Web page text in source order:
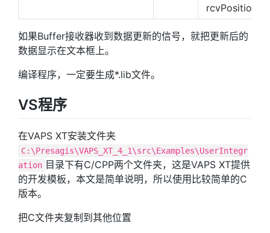
如果Buffer接收器收到数据更新的信号，就把更新后的
数据显示在文本框上。
编译程序，一定要生成*.lib文件。
VS程序
在VAPS XT安装文件夹
C:\Presagis\VAPS_XT_4_1\src\Examples\UserIntegr
ation 目录下有C/CPP两个文件夹，这是VAPS XT提供
的开发模板，本文是简单说明，所以使用比较简单的C
版本。
把C文件夹复制到其他位置